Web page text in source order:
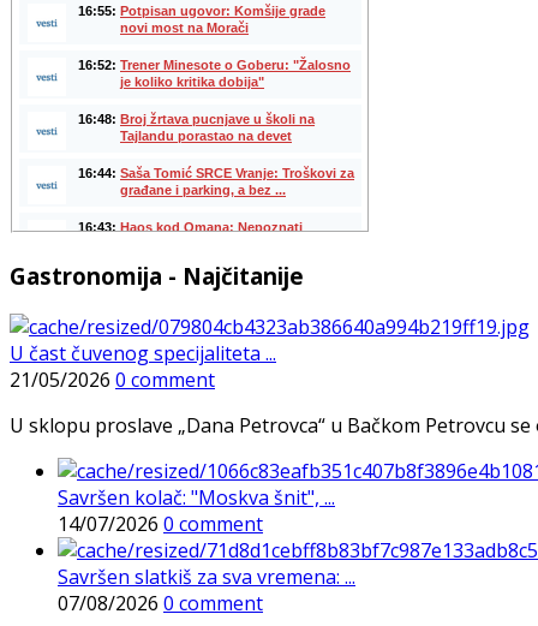
Gastronomija - Najčitanije
U čast čuvenog specijaliteta ...
21/05/2026 0 comment
U sklopu proslave „Dana Petrovca“ u Bačkom Petrovcu
Savršen kolač: "Moskva šnit", ...
14/07/2026 0 comment
Savršen slatkiš za sva vremena: ...
07/08/2026 0 comment